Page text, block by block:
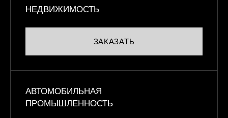
НЕДВИЖИМОСТЬ
ЗАКАЗАТЬ
АВТОМОБИЛЬНАЯ
ПРОМЫШЛЕННОСТЬ